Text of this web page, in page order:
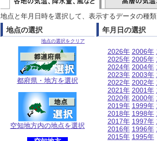
地点と年月日時を選択して、表示するデータの種類
地点の選択
地点の選択をクリア
都府県・地方を選択
空知地方内の地点を選択
年月日の選択
2026年
2025年
2024年
2023年
2022年
2021年
2020年
2019年
2018年
2017年
2016年
2015年
2006年
2005年
2004年
2003年
2002年
2001年
2000年
1999年
1998年
1997年
1996年
1995年